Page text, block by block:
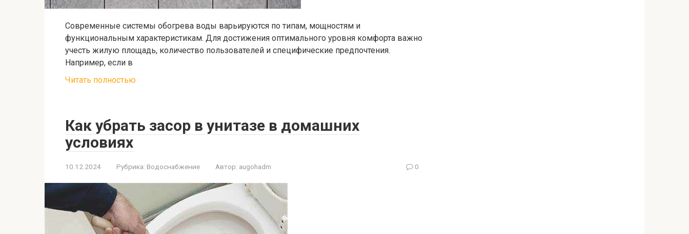
Современные системы обогрева воды варьируются по типам, мощностям и
функциональным характеристикам. Для достижения оптимального уровня комфорта важно
учесть жилую площадь, количество пользователей и специфические предпочтения.
Например, если в
Читать полностью
Как убрать засор в унитазе в домашних
условиях
10.12.2024 Рубрика: Водоснабжение Автор: augohadm 0